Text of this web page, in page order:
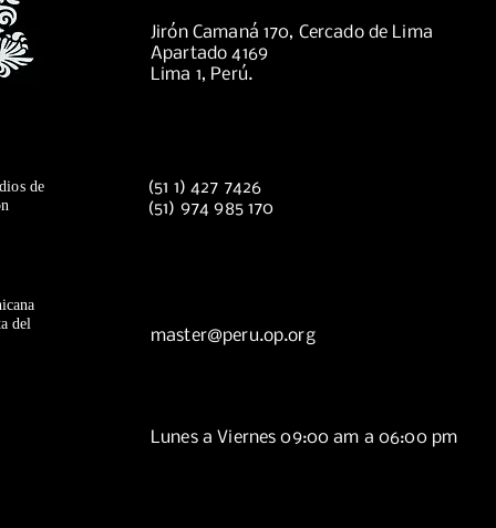
Jirón Camaná 170, Cercado de Lima
Apartado 4169
Lima 1, Perú.
de
(51 1) 427 7426
(51) 974 985 170
del
master@peru.op.org
Lunes a Viernes 09:00 am a 06:00 pm